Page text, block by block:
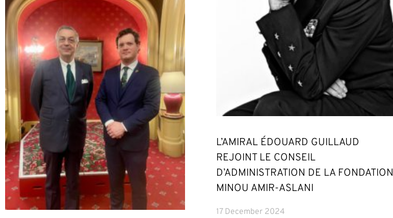
L’AMIRAL ÉDOUARD GUILLAUD
REJOINT LE CONSEIL
D’ADMINISTRATION DE LA FONDATION
MINOU AMIR-ASLANI
17 December 2024